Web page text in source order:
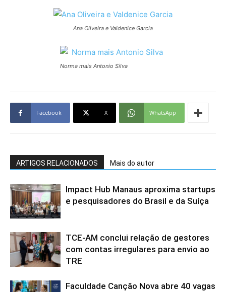
Ana Oliveira e Valdenice Garcia
Norma mais Antonio Silva
Facebook X WhatsApp
ARTIGOS RELACIONADOS Mais do autor
Impact Hub Manaus aproxima startups
e pesquisadores do Brasil e da Suíça
TCE-AM conclui relação de gestores
com contas irregulares para envio ao
TRE
Faculdade Canção Nova abre 40 vagas